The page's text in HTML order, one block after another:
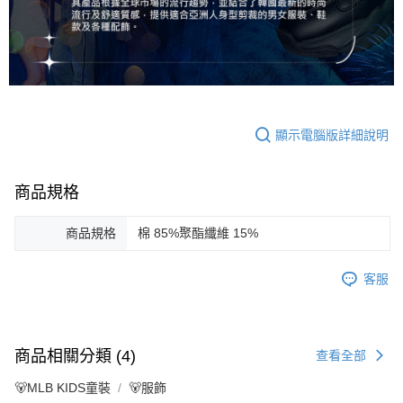
顯示電腦版詳細說明
商品規格
商品規格 棉 85%聚酯纖維 15%
客服
商品相關分類 (4) 查看全部
🐻MLB KIDS童裝 🐻服飾